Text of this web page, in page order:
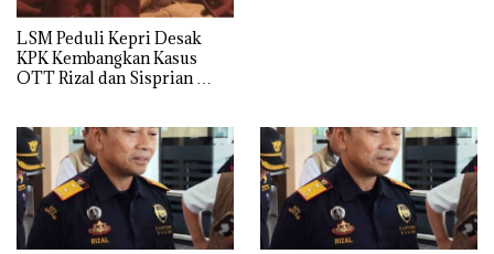
LSM Peduli Kepri Desak
KPK Kembangkan Kasus
OTT Rizal dan Sisprian